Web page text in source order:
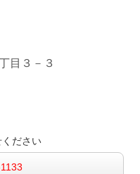
目３－３
ださい